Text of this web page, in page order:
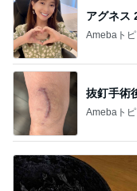
アグネス
Amebaト
抜釘手術
Amebaト